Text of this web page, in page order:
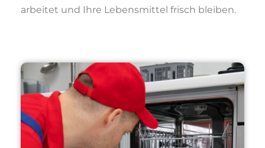
arbeitet und Ihre Lebensmittel frisch bleiben.